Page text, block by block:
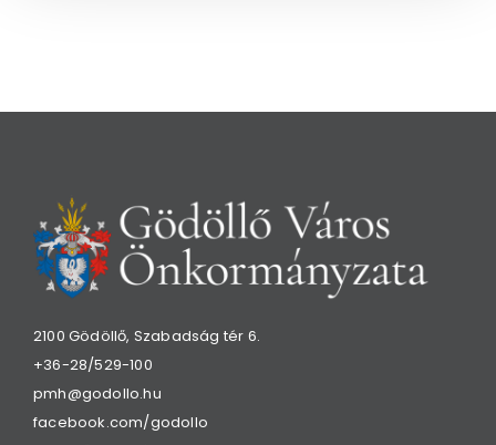
2100 Gödöllő, Szabadság tér 6.
+36-28/529-100
pmh@godollo.hu
facebook.com/godollo